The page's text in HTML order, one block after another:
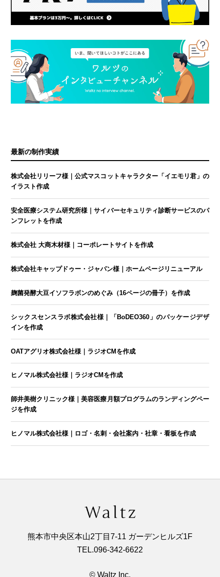
最新の制作実績
株式会社リリーフ様｜公式マスコットキャラクター「イエモリ君」の
イラスト作成
安全医療システム研究所様｜サイバーセキュリティ診断サービスのパ
ンフレットを作成
株式会社 大商木材様｜コーポレートサイトを作成
株式会社キャップドゥー・ジャパン様｜ホームページリニューアル
麹菌発酵大豆イソフラボンのめぐみ（16ページの冊子）を作成
シックスセンスラボ株式会社様｜「BoDEO360」のパッケージデザ
インを作成
OATアグリオ株式会社様｜ラジオCMを作成
ヒノマル株式会社様｜ラジオCMを作成
師井美樹クリニック様｜美容医療月額プログラムのランディングペー
ジを作成
ヒノマル株式会社様｜ロゴ・名刺・会社案内・社章・看板を作成
熊本市中央区本山2丁目7-11 ガーデンヒルズ1F
TEL.096‐342‐6622
© Waltz Inc,